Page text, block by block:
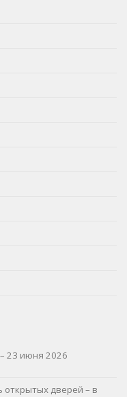
23 июня 2026
открытых дверей – в